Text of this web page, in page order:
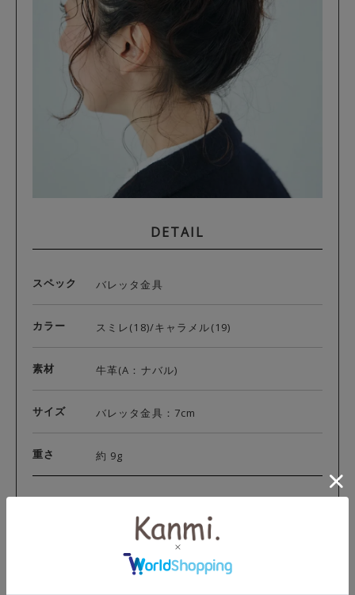
DETAIL
スペック バレッタ金具
カラー スミレ(18)/キャラメル(19)
素材 牛革(A：ナバル)
サイズ バレッタ金具：7cm
重さ 約 9g
お客様のわたしのKanmiをご紹介